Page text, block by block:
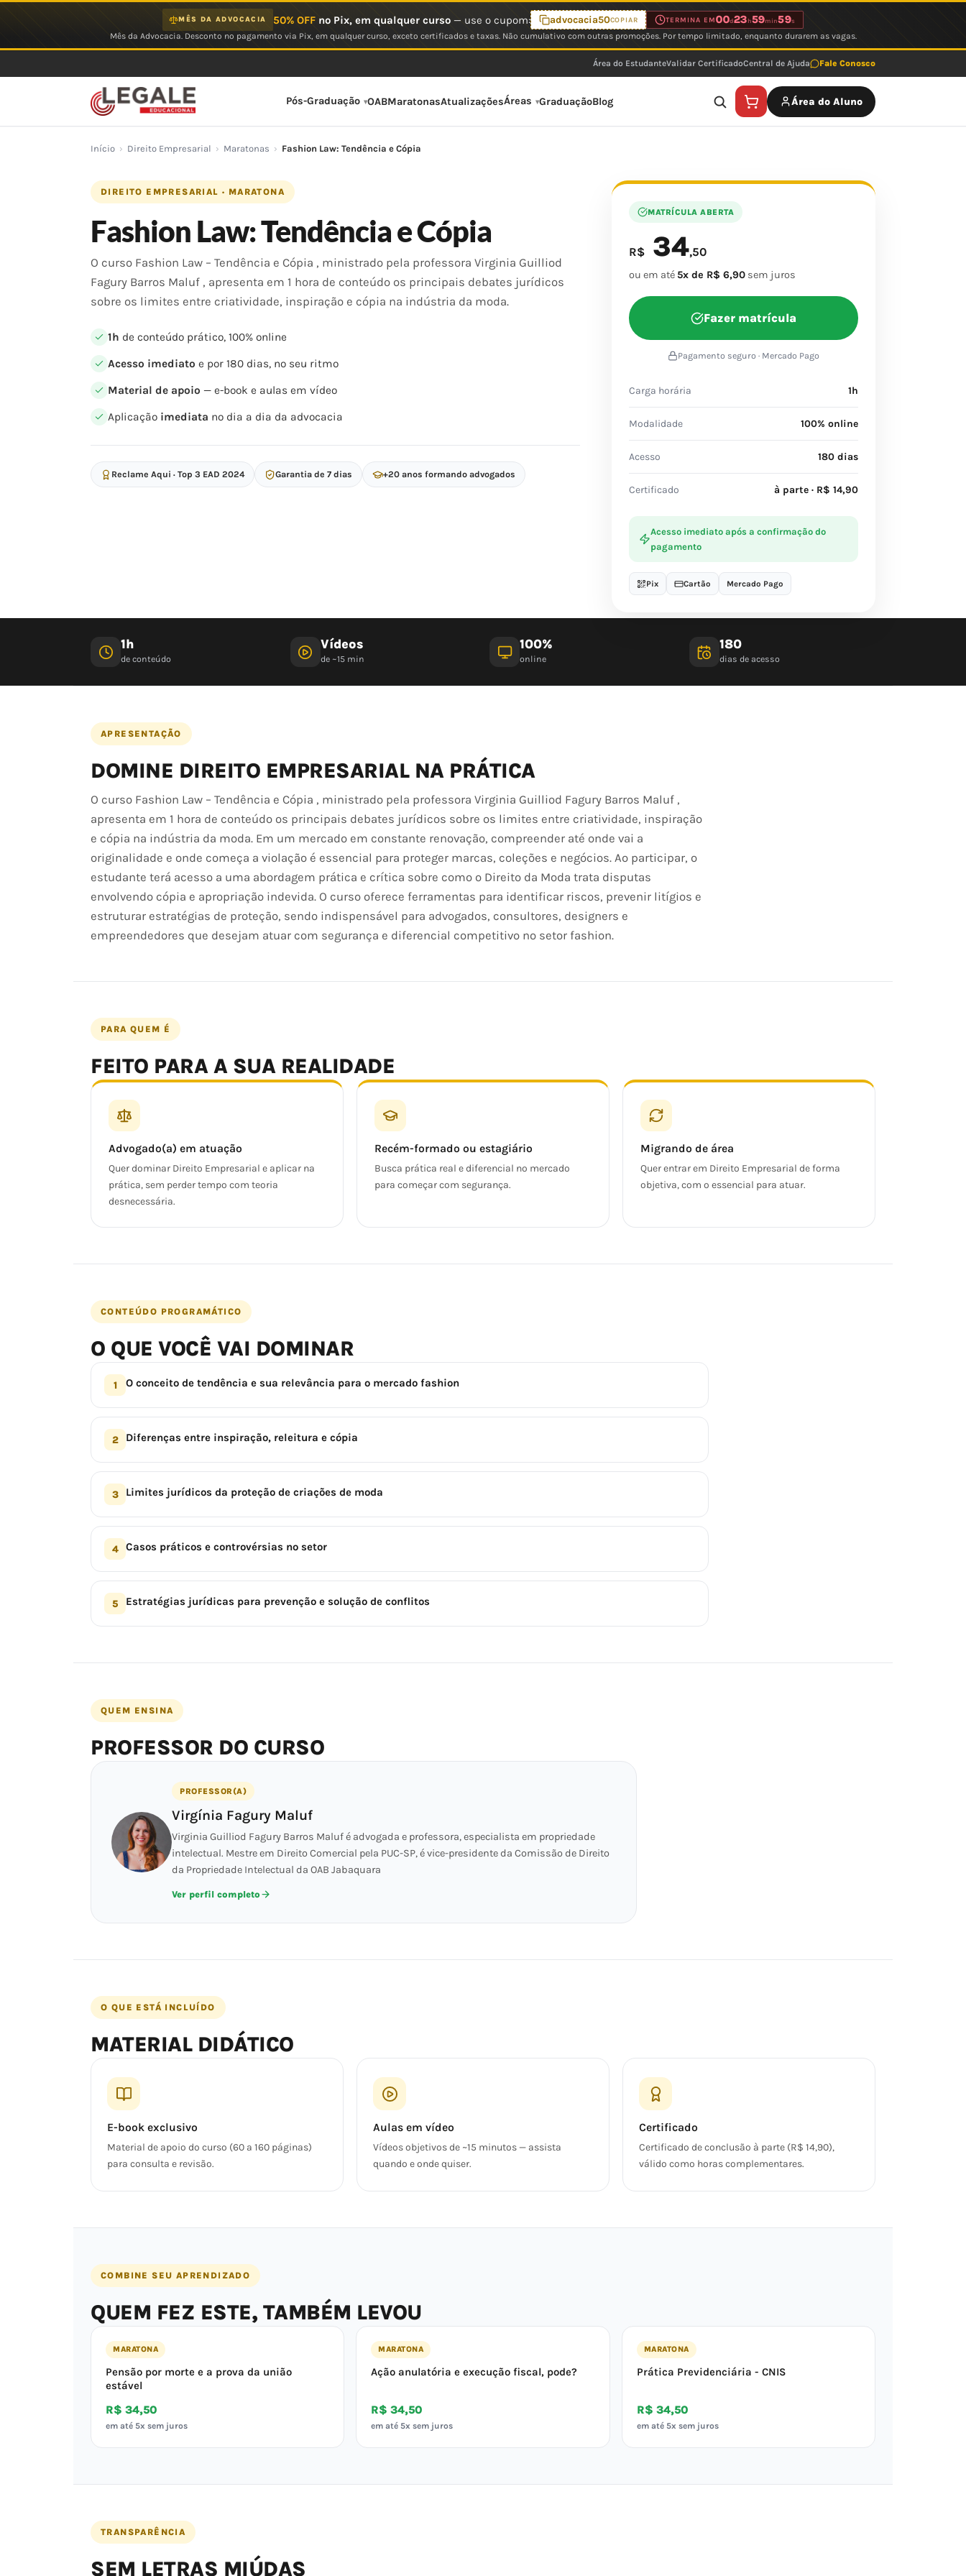
MÊS DA ADVOCACIA 50% OFFno Pix, em qualquer curso— use o cupom: advocacia50COPIAR TERMINA EM00d23 h59min59s
Mês da Advocacia. Desconto no pagamento via Pix, em qualquer curso, exceto certificados e taxas. Não cumulativo com outras promoções. Por tempo limitado, enquanto durarem as vagas.
Área do EstudanteValidar CertificadoCentral de Ajuda Fale Conosco
Pós-Graduação OABMaratonasAtualizaçõesÁreas GraduaçãoBlog Área do Aluno
Início › Direito Empresarial › Maratonas › Fashion Law: Tendência e Cópia
DIREITO EMPRESARIAL · MARATONA
Fashion Law: Tendência e Cópia
O curso Fashion Law – Tendência e Cópia , ministrado pela professora Virginia Guilliod
Fagury Barros Maluf , apresenta em 1 hora de conteúdo os principais debates jurídicos
sobre os limites entre criatividade, inspiração e cópia na indústria da moda.
1h de conteúdo prático, 100% online
Acesso imediato e por 180 dias, no seu ritmo
Material de apoio — e-book e aulas em vídeo
Aplicação imediata no dia a dia da advocacia
Reclame Aqui · Top 3 EAD 2024 Garantia de 7 dias +20 anos formando advogados
MATRÍCULA ABERTA
R$ 34,50
ou em até 5x de R$ 6,90 sem juros
Fazer matrícula
Pagamento seguro · Mercado Pago
Carga horária 1h
Modalidade 100% online
Acesso 180 dias
Certificado à parte · R$ 14,90
Acesso imediato após a confirmação do
pagamento
Pix Cartão Mercado Pago
1h
de conteúdo
Vídeos
de ~15 min
100%
online
180
dias de acesso
APRESENTAÇÃO
DOMINE DIREITO EMPRESARIAL NA PRÁTICA
O curso Fashion Law – Tendência e Cópia , ministrado pela professora Virginia Guilliod Fagury Barros Maluf ,
apresenta em 1 hora de conteúdo os principais debates jurídicos sobre os limites entre criatividade, inspiração
e cópia na indústria da moda. Em um mercado em constante renovação, compreender até onde vai a
originalidade e onde começa a violação é essencial para proteger marcas, coleções e negócios. Ao participar, o
estudante terá acesso a uma abordagem prática e crítica sobre como o Direito da Moda trata disputas
envolvendo cópia e apropriação indevida. O curso oferece ferramentas para identificar riscos, prevenir litígios e
estruturar estratégias de proteção, sendo indispensável para advogados, consultores, designers e
empreendedores que desejam atuar com segurança e diferencial competitivo no setor fashion.
PARA QUEM É
FEITO PARA A SUA REALIDADE
Advogado(a) em atuação
Quer dominar Direito Empresarial e aplicar na
prática, sem perder tempo com teoria
desnecessária.
Recém-formado ou estagiário
Busca prática real e diferencial no mercado
para começar com segurança.
Migrando de área
Quer entrar em Direito Empresarial de forma
objetiva, com o essencial para atuar.
CONTEÚDO PROGRAMÁTICO
O QUE VOCÊ VAI DOMINAR
1 O conceito de tendência e sua relevância para o mercado fashion
2 Diferenças entre inspiração, releitura e cópia
3 Limites jurídicos da proteção de criações de moda
4 Casos práticos e controvérsias no setor
5 Estratégias jurídicas para prevenção e solução de conflitos
QUEM ENSINA
PROFESSOR DO CURSO
PROFESSOR(A)
Virgínia Fagury Maluf
Virginia Guilliod Fagury Barros Maluf é advogada e professora, especialista em propriedade
intelectual. Mestre em Direito Comercial pela PUC-SP, é vice-presidente da Comissão de Direito
da Propriedade Intelectual da OAB Jabaquara
Ver perfil completo
O QUE ESTÁ INCLUÍDO
MATERIAL DIDÁTICO
E-book exclusivo
Material de apoio do curso (60 a 160 páginas)
para consulta e revisão.
Aulas em vídeo
Vídeos objetivos de ~15 minutos — assista
quando e onde quiser.
Certificado
Certificado de conclusão à parte (R$ 14,90),
válido como horas complementares.
COMBINE SEU APRENDIZADO
QUEM FEZ ESTE, TAMBÉM LEVOU
MARATONA
Pensão por morte e a prova da união
estável
R$ 34,50
em até 5x sem juros
MARATONA
Ação anulatória e execução fiscal, pode?
R$ 34,50
em até 5x sem juros
MARATONA
Prática Previdenciária - CNIS
R$ 34,50
em até 5x sem juros
TRANSPARÊNCIA
SEM LETRAS MIÚDAS